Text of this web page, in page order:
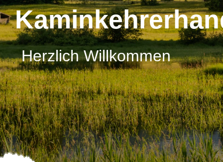
Herzlich Willkommen